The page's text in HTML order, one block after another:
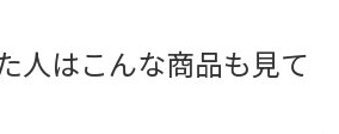
人はこんな商品も見て